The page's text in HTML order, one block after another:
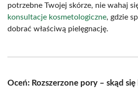
potrzebne Twojej skórze, nie wahaj
konsultacje kosmetologiczne, gdzie
dobrać właściwą pielęgnację.
Oceń: Rozszerzone pory – skąd